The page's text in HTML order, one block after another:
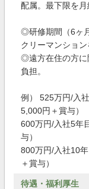
配属。最下限を月
◎研修期間（6ヶ
クリーマンション
◎遠方在住の方に
負担。
例） 525万円/入
5,000円＋賞与）
600万円/入社5年
与）
800万円/入社10
＋賞与）
待遇・福利厚生